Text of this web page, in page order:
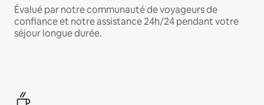
Évalué par notre communauté de voyageurs de
confiance et notre assistance 24h/24 pendant votre
séjour longue durée.